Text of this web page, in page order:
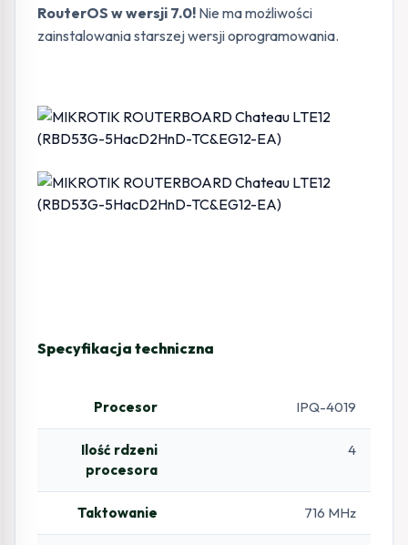
RouterOS w wersji 7.0! Nie ma możliwości
zainstalowania starszej wersji oprogramowania.
Specyfikacja techniczna
Procesor IPQ-4019
Ilość rdzeni
procesora
4
Taktowanie 716 MHz